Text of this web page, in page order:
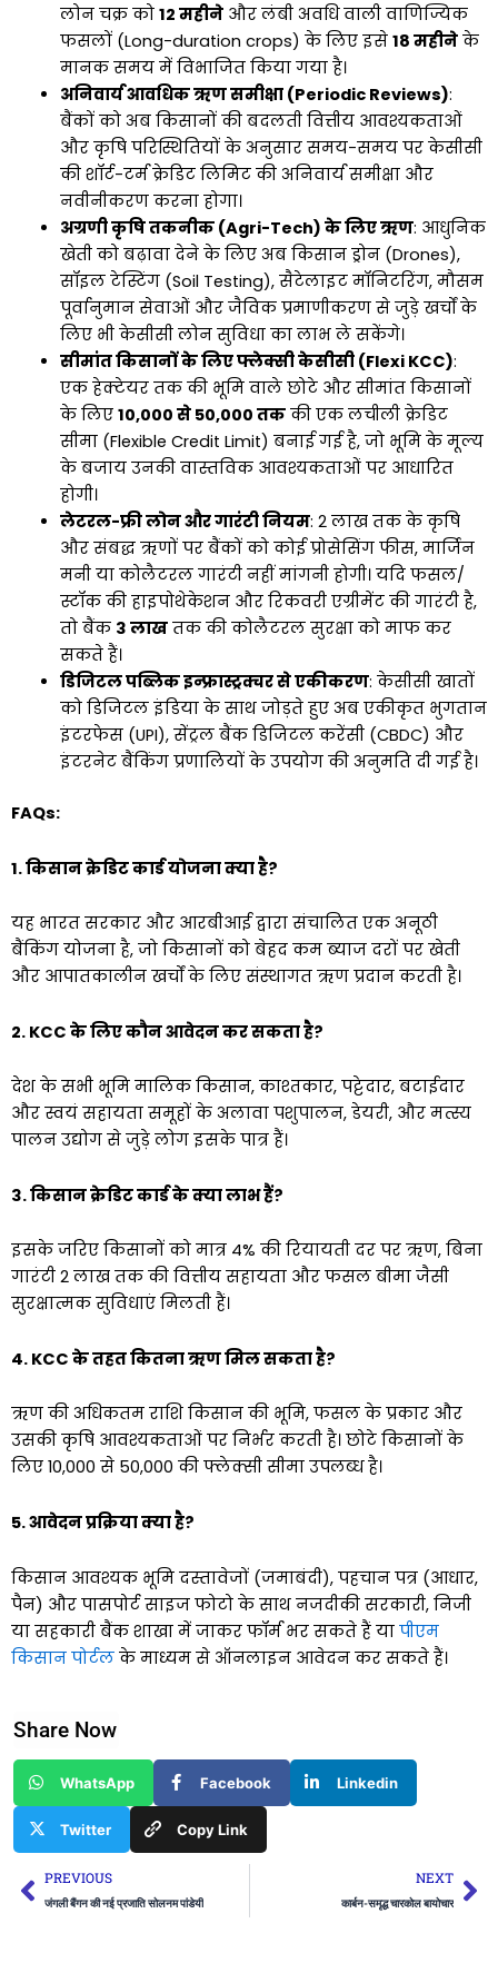
लोन चक्र को 12 महीनेऔर लंबी अवधि वाली वाणिज्यिक
फसलों (Long-duration crops) के लिए इसे 18 महीनेके
मानक समय में विभाजित किया गया है।
अनिवार्य आवधिक ऋण समीक्षा (Periodic Reviews):
बैंकों को अब किसानों की बदलती वित्तीय आवश्यकताओं
और कृषि परिस्थितियों के अनुसार समय-समय पर केसीसी
की शॉर्ट-टर्म क्रेडिट लिमिट की अनिवार्य समीक्षा और
नवीनीकरण करना होगा।
अग्रणी कृषि तकनीक (Agri-Tech) के लिए ऋण: आधुनिक
खेती को बढ़ावा देने के लिए अब किसान ड्रोन (Drones),
सॉइल टेस्टिंग (Soil Testing), सैटेलाइट मॉनिटरिंग, मौसम
पूर्वानुमान सेवाओं और जैविक प्रमाणीकरण से जुड़े खर्चों के
लिए भी केसीसी लोन सुविधा का लाभ ले सकेंगे।
सीमांत किसानों के लिए फ्लेक्सी केसीसी (Flexi KCC):
एक हेक्टेयर तक की भूमि वाले छोटे और सीमांत किसानों
के लिए ₹10,000 से ₹50,000 तककी एक लचीली क्रेडिट
सीमा (Flexible Credit Limit) बनाई गई है, जो भूमि के मूल्य
के बजाय उनकी वास्तविक आवश्यकताओं पर आधारित
होगी।
लेटरल-फ्री लोन और गारंटी नियम: ₹2 लाख तक के कृषि
और संबद्ध ऋणों पर बैंकों को कोई प्रोसेसिंग फीस, मार्जिन
मनी या कोलैटरल गारंटी नहीं मांगनी होगी। यदि फसल/
स्टॉक की हाइपोथेकेशन और रिकवरी एग्रीमेंट की गारंटी है,
तो बैंक ₹3 लाखतक की कोलैटरल सुरक्षा को माफ कर
सकते हैं।
डिजिटल पब्लिक इन्फ्रास्ट्रक्चर से एकीकरण: केसीसी खातों
को डिजिटल इंडिया के साथ जोड़ते हुए अब एकीकृत भुगतान
इंटरफेस (UPI), सेंट्रल बैंक डिजिटल करेंसी (CBDC) और
इंटरनेट बैंकिंग प्रणालियों के उपयोग की अनुमति दी गई है।
FAQs:
1. किसान क्रेडिट कार्ड योजना क्या है?
यह भारत सरकार और आरबीआई द्वारा संचालित एक अनूठी
बैंकिंग योजना है, जो किसानों को बेहद कम ब्याज दरों पर खेती
और आपातकालीन खर्चों के लिए संस्थागत ऋण प्रदान करती है।
2. KCC के लिए कौन आवेदन कर सकता है?
देश के सभी भूमि मालिक किसान, काश्तकार, पट्टेदार, बटाईदार
और स्वयं सहायता समूहों के अलावा पशुपालन, डेयरी, और मत्स्य
पालन उद्योग से जुड़े लोग इसके पात्र हैं।
3. किसान क्रेडिट कार्ड के क्या लाभ हैं?
इसके जरिए किसानों को मात्र 4% की रियायती दर पर ऋण, बिना
गारंटी ₹2 लाख तक की वित्तीय सहायता और फसल बीमा जैसी
सुरक्षात्मक सुविधाएं मिलती हैं।
4. KCC के तहत कितना ऋण मिल सकता है?
ऋण की अधिकतम राशि किसान की भूमि, फसल के प्रकार और
उसकी कृषि आवश्यकताओं पर निर्भर करती है। छोटे किसानों के
लिए ₹10,000 से ₹50,000 की फ्लेक्सी सीमा उपलब्ध है।
5. आवेदन प्रक्रिया क्या है?
किसान आवश्यक भूमि दस्तावेजों (जमाबंदी), पहचान पत्र (आधार,
पैन) और पासपोर्ट साइज फोटो के साथ नजदीकी सरकारी, निजी
या सहकारी बैंक शाखा में जाकर फॉर्म भर सकते हैं या पीएम
किसान पोर्टल के माध्यम से ऑनलाइन आवेदन कर सकते हैं।
Share Now
WhatsApp Facebook Linkedin
Twitter Copy Link
Prev
PREVIOUS
जंगली बैंगन की नई प्रजाति सोलनम पांडेयी
NEXT
कार्बन-समृद्ध चारकोल बायोचार